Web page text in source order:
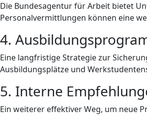
Die Bundesagentur für Arbeit bietet
Personalvermittlungen können eine
4.
Eine langfristige Strategie zur
Ausbildungsplätze und
5. Interne
Ein weiterer effektiver Weg, um neue